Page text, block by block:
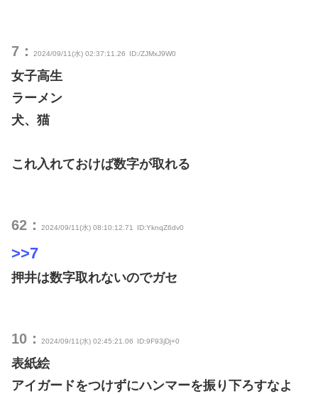
7： 2024/09/11(水) 02:37:11.26 ID:/ZJMxJ9W0
女子高生
ラーメン
犬、猫
これ入れておけば数字が取れる
62： 2024/09/11(水) 08:10:12.71 ID:YknqZ6dv0
>>7
押井は数字取れないのでガセ
10： 2024/09/11(水) 02:45:21.06 ID:9F93jDj+0
表紙絵
アイガードをつけずにハンマーを振り下ろすなよ